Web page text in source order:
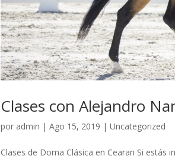
Clases con Alejandro
por admin |Ago 15, 2019 |Uncategorized
Clases de Doma Clásica en Cearan Si